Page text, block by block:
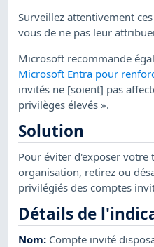
Surveillez attentivement
vous de ne pas leur
Microsoft recommande
Microsoft Entra pour
invités ne [soient] pas
privilèges élevés ».
Solution
Pour éviter d'exposer votre
organisation, retirez ou
privilégiés des comptes
Détails de
Nom: Compte invité